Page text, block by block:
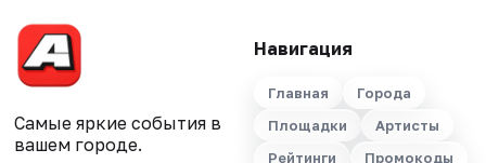
Самые яркие события в
вашем городе.
Навигация
Главная
Города
Площадки
Артисты
Рейтинги
Промокоды